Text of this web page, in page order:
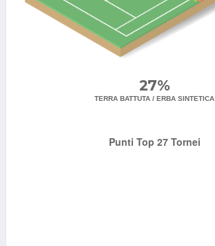
27%
TERRA BATTUTA / ERBA SINTETICA